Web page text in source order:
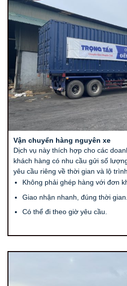
Vận chuyển hàng nguyên xe
Dịch vụ này thích hợp cho các
khách hàng có nhu cầu gửi số
yêu cầu riêng về thời gian và lộ
Không phải ghép hàng với đơn
Giao nhận nhanh, đúng thời gian.
Có thể đi theo giờ yêu cầu.